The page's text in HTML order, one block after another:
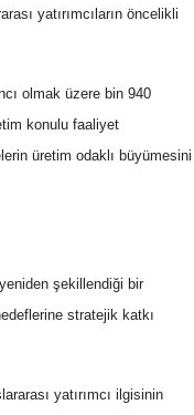
yatırımcıların öncelikli
olmak üzere bin 940
konulu faaliyet
üretim odaklı büyümesini
şekillendiği bir
stratejik katkı
yatırımcı ilgisinin